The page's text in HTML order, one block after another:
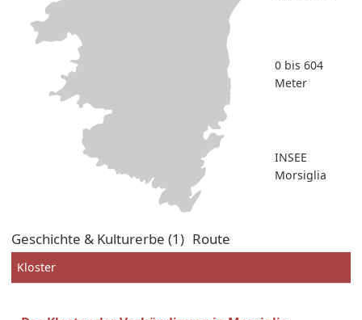
0 bis 604
Meter
INSEE
Morsiglia
Geschichte & Kulturerbe (1) Route
Kloster